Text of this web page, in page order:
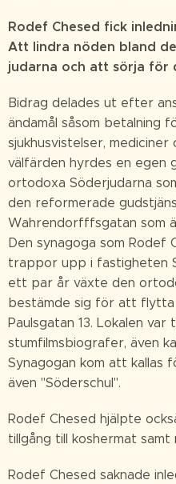
Rodef Chesed fick
Att lindra nöden bland
judarna och att sörja för
Bidrag delades ut efter
ändamål såsom betalning
sjukhusvistelser,
välfärden hyrdes en egen
ortodoxa Söderjudarna
den reformerade
Wahrendorfffsgatan som
Den synagoga som Rodef
trappor upp i fastigheten
ett par år växte den
bestämde sig för att
Paulsgatan 13. Lokalen
stumfilmsbiografer, även
Synagogan kom att kallas
även "Söderschul".
Rodef Chesed hjälpte
tillgång till koshermat samt
Rodef Chesed saknade